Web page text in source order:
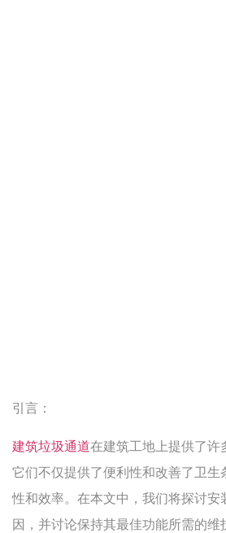
引言：
建筑垃圾通道在建筑工地上提供了许
它们不仅提供了便利性和改善了卫生
性和效率。在本文中，我们将探讨安
因，并讨论保持其最佳功能所需的维